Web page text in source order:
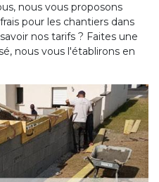
nous vous proposons
pour les chantiers dans
nos tarifs ? Faites une
nous vous l'établirons en